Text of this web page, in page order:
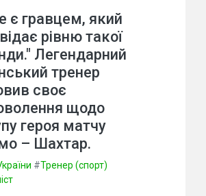
є гравцем, який
рівню такої
Легендарний
тренер
своє
щодо
героя матчу
– Шахтар.
#Тренер (спорт)